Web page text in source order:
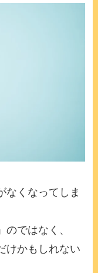
なくなってしま
ではなく、
けかもしれない